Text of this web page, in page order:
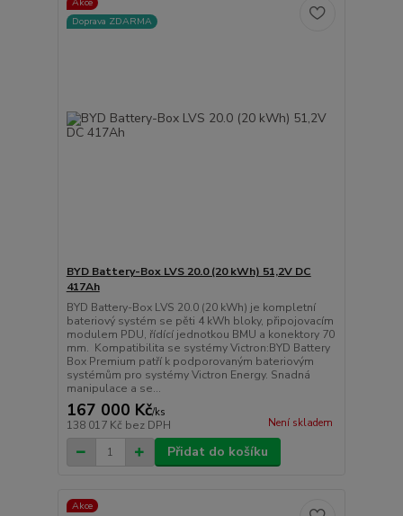
Doprava ZDARMA
BYD Battery-Box LVS 20.0 (20 kWh) 51,2V DC
417Ah
BYD Battery-Box LVS 20.0 (20 kWh) je kompletní
bateriový systém se pěti 4 kWh bloky, připojovacím
modulem PDU, řídící jednotkou BMU a konektory 70
mm. Kompatibilita se systémy Victron:BYD Battery
Box Premium patří k podporovaným bateriovým
systémům pro systémy Victron Energy. Snadná
manipulace a se...
167 000 Kč/ks
138 017 Kč bez DPH Není skladem
Přidat do košíku
Akce